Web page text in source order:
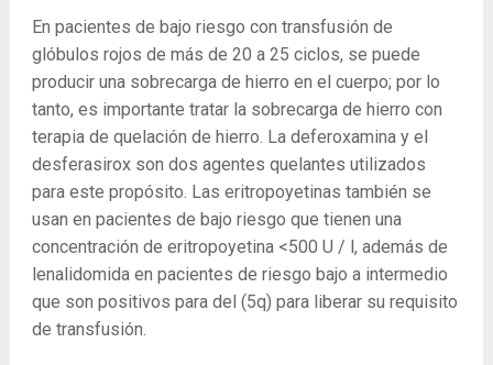
En pacientes de bajo riesgo con transfusión de
glóbulos rojos de más de 20 a 25 ciclos, se puede
producir una sobrecarga de hierro en el cuerpo; por lo
tanto, es importante tratar la sobrecarga de hierro con
terapia de quelación de hierro. La deferoxamina y el
desferasirox son dos agentes quelantes utilizados
para este propósito. Las eritropoyetinas también se
usan en pacientes de bajo riesgo que tienen una
concentración de eritropoyetina <500 U / l, además de
lenalidomida en pacientes de riesgo bajo a intermedio
que son positivos para del (5q) para liberar su requisito
de transfusión.